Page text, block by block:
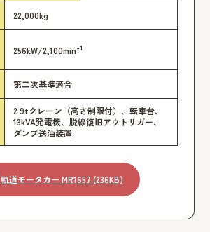
22,000kg
256kW/2,100min-1
第二次基準適合
2.9tクレーン（高さ制限付）、転車台、
13kVA発電機、脱線復旧アウトリガー、
ダンプ送油装置
軌道モータカー MR1657 (236KB)